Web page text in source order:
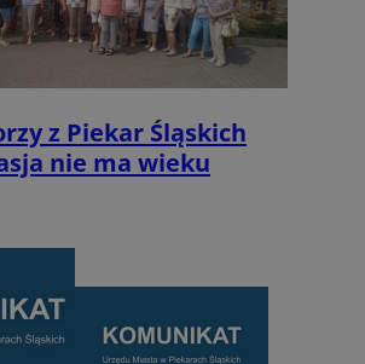
z Piekar Śląskich
nie ma wieku